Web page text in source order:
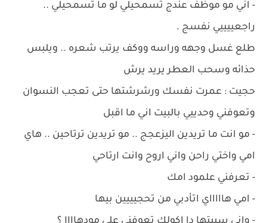
- اني مو موظف عندج تسمحيلي لو ما تسمحيلي ..
راجعييييي نفسج .
طلع غسل وجهه وراسه ووكف يرتب شعره .. ويلبس
حذائه وسحب العطر يريد يرش
حجيت : عمرت نفسك ورشرشتها حتى تعجب النسوان
وتعوفني وحدييي بالبيت اني ما اقبل
- مو انت ما تريدين اليزعجج .. مو تريدين ترتاحين .. هاي
امي واختي راحن واني اروح وانت ارتاحي
- تعرفني علمود امك
- امي هاااااي اتأدبي من تحجيييين بيها